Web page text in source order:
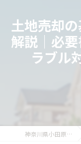
土地売却
解説｜必
ラブル
神奈川県小田原市の不動産ならミナミノイエ